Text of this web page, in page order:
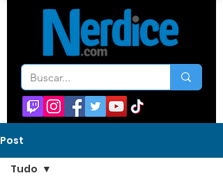
Post
Tudo